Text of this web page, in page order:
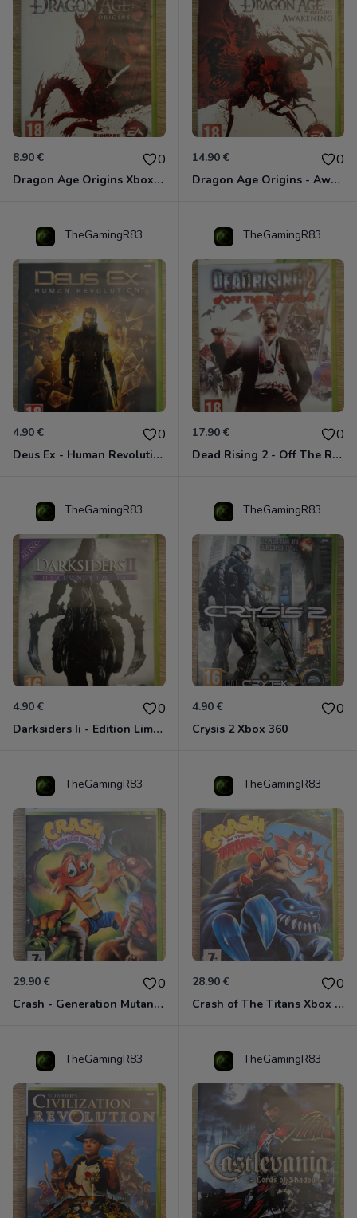
8.90 € 0
Dragon Age Origins Xbox 360
14.90 € 0
Dragon Age Origins - Awakening Xbox 360
TheGamingR83
4.90 € 0
Deus Ex - Human Revolution Xbox 360
TheGamingR83
17.90 € 0
Dead Rising 2 - Off The Record Xbox 360
TheGamingR83
4.90 € 0
Darksiders Ii - Edition Limitée Xbox 360
TheGamingR83
4.90 € 0
Crysis 2 Xbox 360
TheGamingR83
29.90 € 0
Crash - Generation Mutant Xbox 360
TheGamingR83
28.90 € 0
Crash of The Titans Xbox 360
TheGamingR83 TheGamingR83